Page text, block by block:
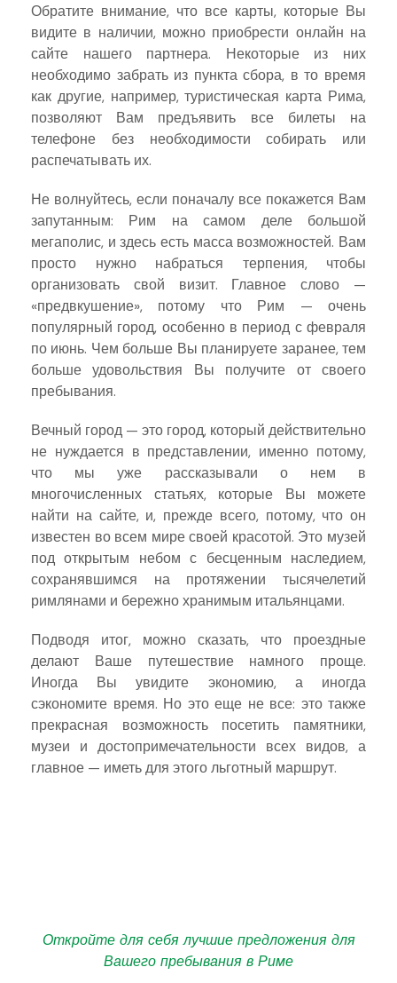
Обратите внимание, что все карты, которые Вы
видите в наличии, можно приобрести онлайн на
сайте нашего партнера. Некоторые из них
необходимо забрать из пункта сбора, в то время
как другие, например, туристическая карта Рима,
позволяют Вам предъявить все билеты на
телефоне без необходимости собирать или
распечатывать их.
Не волнуйтесь, если поначалу все покажется Вам
запутанным: Рим на самом деле большой
мегаполис, и здесь есть масса возможностей. Вам
просто нужно набраться терпения, чтобы
организовать свой визит. Главное слово —
«предвкушение», потому что Рим — очень
популярный город, особенно в период с февраля
по июнь. Чем больше Вы планируете заранее, тем
больше удовольствия Вы получите от своего
пребывания.
Вечный город — это город, который действительно
не нуждается в представлении, именно потому,
что мы уже рассказывали о нем в
многочисленных статьях, которые Вы можете
найти на сайте, и, прежде всего, потому, что он
известен во всем мире своей красотой. Это музей
под открытым небом с бесценным наследием,
сохранявшимся на протяжении тысячелетий
римлянами и бережно хранимым итальянцами.
Подводя итог, можно сказать, что проездные
делают Ваше путешествие намного проще.
Иногда Вы увидите экономию, а иногда
сэкономите время. Но это еще не все: это также
прекрасная возможность посетить памятники,
музеи и достопримечательности всех видов, а
главное — иметь для этого льготный маршрут.
Откройте для себя лучшие предложения для
Вашего пребывания в Риме